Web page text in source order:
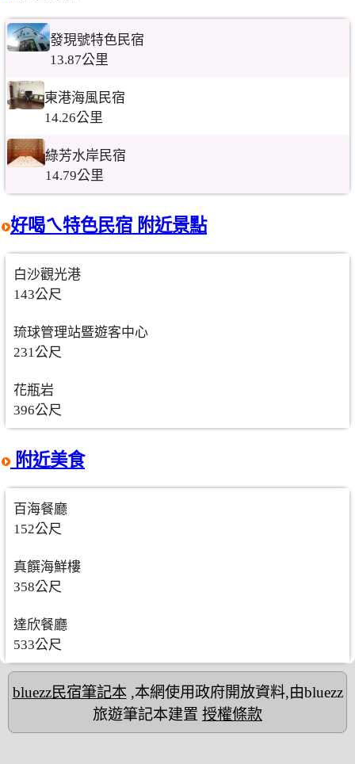
發現號特色民宿
13.87公里
東港海風民宿
14.26公里
綠芳水岸民宿
14.79公里
好喝ㄟ特色民宿 附近景點
白沙觀光港
143公尺
琉球管理站暨遊客中心
231公尺
花瓶岩
396公尺
附近美食
百海餐廳
152公尺
真饌海鮮樓
358公尺
達欣餐廳
533公尺
bluezz民宿筆記本,本網使用政府開放資料,由bluezz
旅遊筆記本建置 授權條款